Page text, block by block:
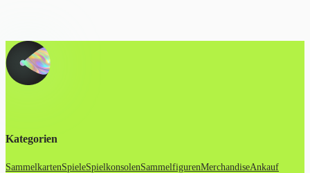
Kategorien
SammelkartenSpieleSpielkonsolenSammelfigurenMerchandiseAnkauf